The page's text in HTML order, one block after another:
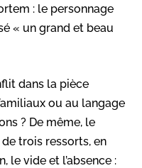
: le personnage
« un grand et beau
dans la pièce
ou au langage
? De même, le
trois ressorts, en
le vide et l’absence :